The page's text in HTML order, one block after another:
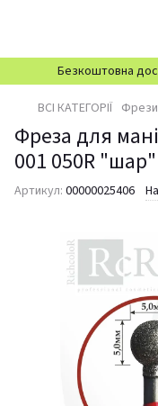
Безкоштовна
ВСІ КАТЕГОРІЇ
Фреза для
001 050R
Артикул: 00000025406